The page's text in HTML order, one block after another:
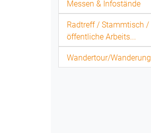
Messen & Infostände
Radtreff / Stammtisch /
öffentliche Arbeits...
Wandertour/Wanderung